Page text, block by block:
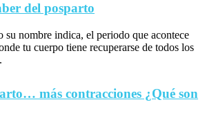
del posparto
su nombre indica, el periodo que acontece
tu cuerpo tiene recuperarse de todos los
más contracciones ¿Qué son